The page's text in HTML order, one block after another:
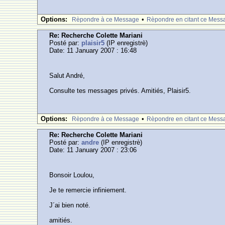
Options: Rèpondre à ce Message • Rèpondre en citant ce
Re: Recherche Colette Mariani
Posté par: plaisir5 (IP enregistrè)
Date: 11 January 2007 : 16:48
Salut André,
Consulte tes messages privés. Amitiés, Plaisir5.
Options: Rèpondre à ce Message • Rèpondre en citant ce
Re: Recherche Colette Mariani
Posté par:andre (IP enregistrè)
Date: 11 January 2007 : 23:06
Bonsoir Loulou,
Je te remercie infiniement.
J´ai bien noté.
amitiés.